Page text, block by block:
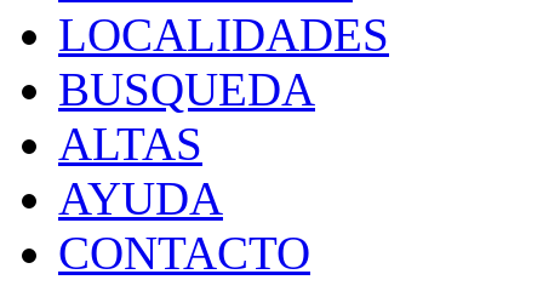
LOCALIDADES
BUSQUEDA
ALTAS
AYUDA
CONTACTO